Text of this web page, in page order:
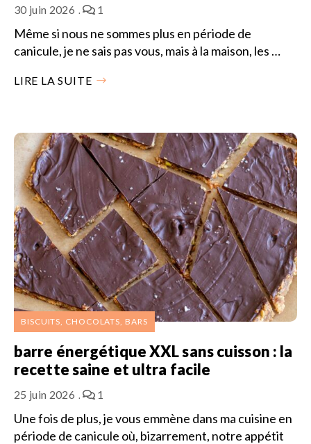
30 juin 2026 1
Même si nous ne sommes plus en période de
canicule, je ne sais pas vous, mais à la maison, les …
LIRE LA SUITE
BISCUITS, CHOCOLATS, BARS
barre énergétique XXL sans cuisson : la
recette saine et ultra facile
25 juin 2026 1
Une fois de plus, je vous emmène dans ma cuisine en
période de canicule où, bizarrement, notre appétit